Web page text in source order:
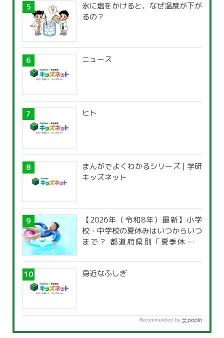
氷に塩をかけると、なぜ温度が下が
るの？
ニュース
ヒト
まんがでよくわかるシリーズ | 学研
キッズネット
【2026年（令和8年）最新】小学
校・中学校の夏休みはいつからいつ
まで？ 都道府県別「夏季休暇一
身近なふしぎ
Recommended by